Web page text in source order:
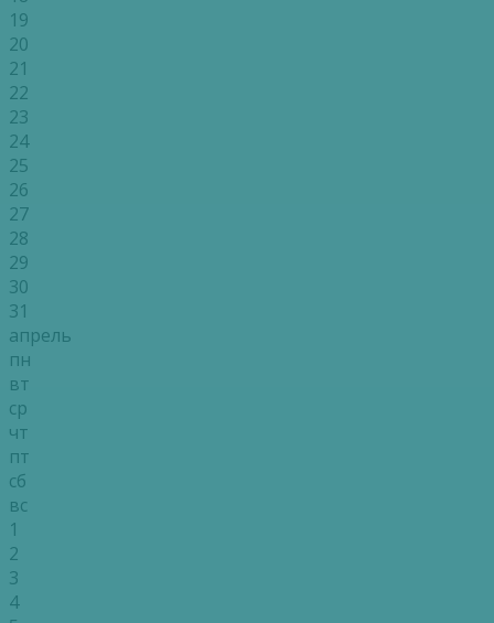
19
20
21
22
23
24
25
26
27
28
29
30
31
апрель
пн
вт
ср
чт
пт
сб
вс
1
2
3
4